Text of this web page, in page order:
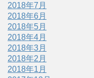
2018年7月
2018年6月
2018年5月
2018年4月
2018年3月
2018年2月
2018年1月